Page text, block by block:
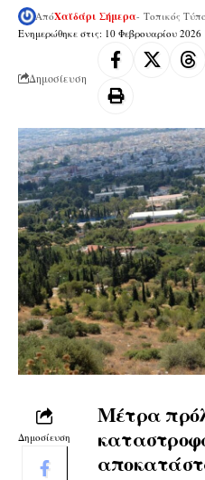
Ενημερώθηκε στις: 10 Φεβρουαρίου 2026
ΑπόΧαϊδάρι Σήμερα- Τοπικός
Δημοσίευση
Δημοσίευση
Μέτρα